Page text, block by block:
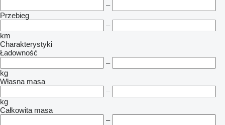
–
Przebieg
–
km
Charakterystyki
Ładowność
–
kg
Własna masa
–
kg
Całkowita masa
–